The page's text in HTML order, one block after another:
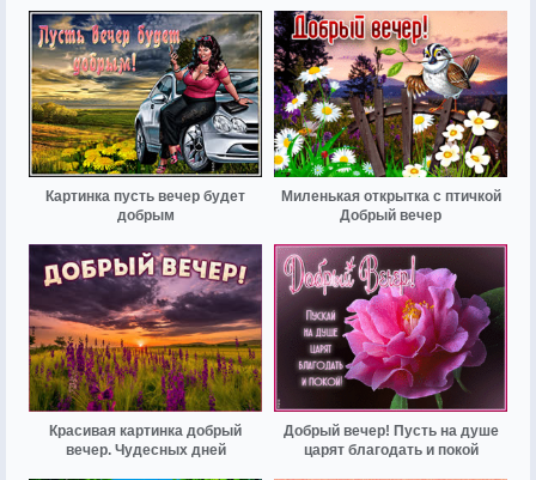
Картинка пусть вечер будет
добрым
Миленькая открытка с птичкой
Добрый вечер
Красивая картинка добрый
вечер. Чудесных дней
Добрый вечер! Пусть на душе
царят благодать и покой